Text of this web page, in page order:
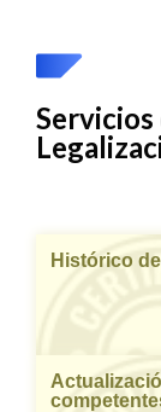
Servicios
Histórico